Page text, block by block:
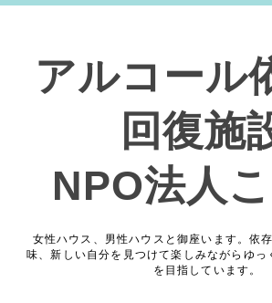
アルコール
回復施
NPO法人
女性ハウス、男性ハウスと御座います。依
味、新しい自分を見つけて楽しみながらゆっ
を目指しています。